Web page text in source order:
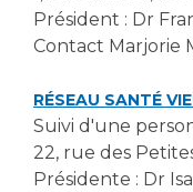
Président : Dr
Contact Marjorie
RÉSEAU SANTÉ
Suivi d'une
22, rue des
Présidente : Dr